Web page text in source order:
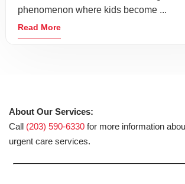
phenomenon where kids become ...
Read More
About Our Services:
Call (203) 590-6330 for more information
urgent care services.